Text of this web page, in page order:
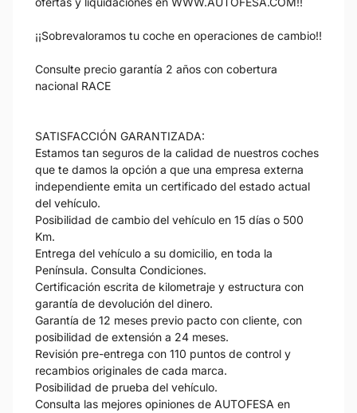
¡¡Sobrevaloramos tu coche en operaciones de cambio!!
Consulte precio garantía 2 años con cobertura
nacional RACE
SATISFACCIÓN GARANTIZADA:
Estamos tan seguros de la calidad de nuestros coches
que te damos la opción a que una empresa externa
independiente emita un certificado del estado actual
del vehículo.
Posibilidad de cambio del vehículo en 15 días o 500
Km.
Entrega del vehículo a su domicilio, en toda la
Península. Consulta Condiciones.
Certificación escrita de kilometraje y estructura con
garantía de devolución del dinero.
Garantía de 12 meses previo pacto con cliente, con
posibilidad de extensión a 24 meses.
Revisión pre-entrega con 110 puntos de control y
recambios originales de cada marca.
Posibilidad de prueba del vehículo.
Consulta las mejores opiniones de AUTOFESA en